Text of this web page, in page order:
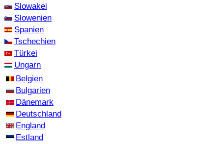
Slowakei
Slowenien
Spanien
Tschechien
Türkei
Ungarn
Belgien
Bulgarien
Dänemark
Deutschland
England
Estland